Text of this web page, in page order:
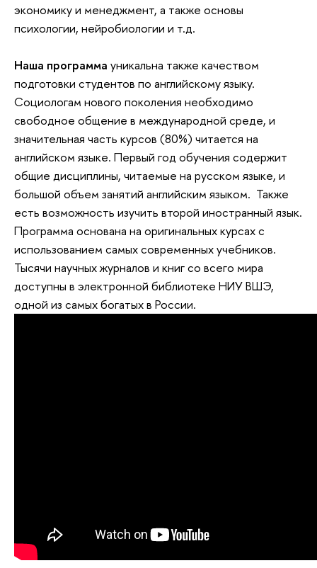
экономику и менеджмент, а также основы
психологии, нейробиологии и т.д.
Наша программа уникальна также качеством
подготовки студентов по английскому языку.
Социологам нового поколения необходимо
свободное общение в международной среде, и
значительная часть курсов (80%) читается на
английском языке. Первый год обучения содержит
общие дисциплины, читаемые на русском языке, и
большой объем занятий английским языком. Также
есть возможность изучить второй иностранный язык.
Программа основана на оригинальных курсах с
использованием самых современных учебников.
Тысячи научных журналов и книг со всего мира
доступны в электронной библиотеке НИУ ВШЭ,
одной из самых богатых в России.